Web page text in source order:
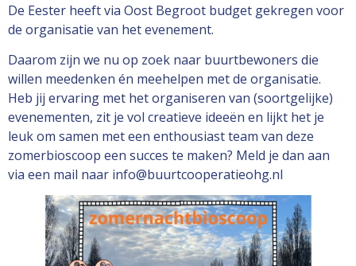
De Eester heeft via Oost Begroot budget gekregen voor
de organisatie van het evenement.
Daarom zijn we nu op zoek naar buurtbewoners die
willen meedenken én meehelpen met de organisatie.
Heb jij ervaring met het organiseren van (soortgelijke)
evenementen, zit je vol creatieve ideeën en lijkt het je
leuk om samen met een enthousiast team van deze
zomerbioscoop een succes te maken? Meld je dan aan
via een mail naar info@buurtcooperatieohg.nl